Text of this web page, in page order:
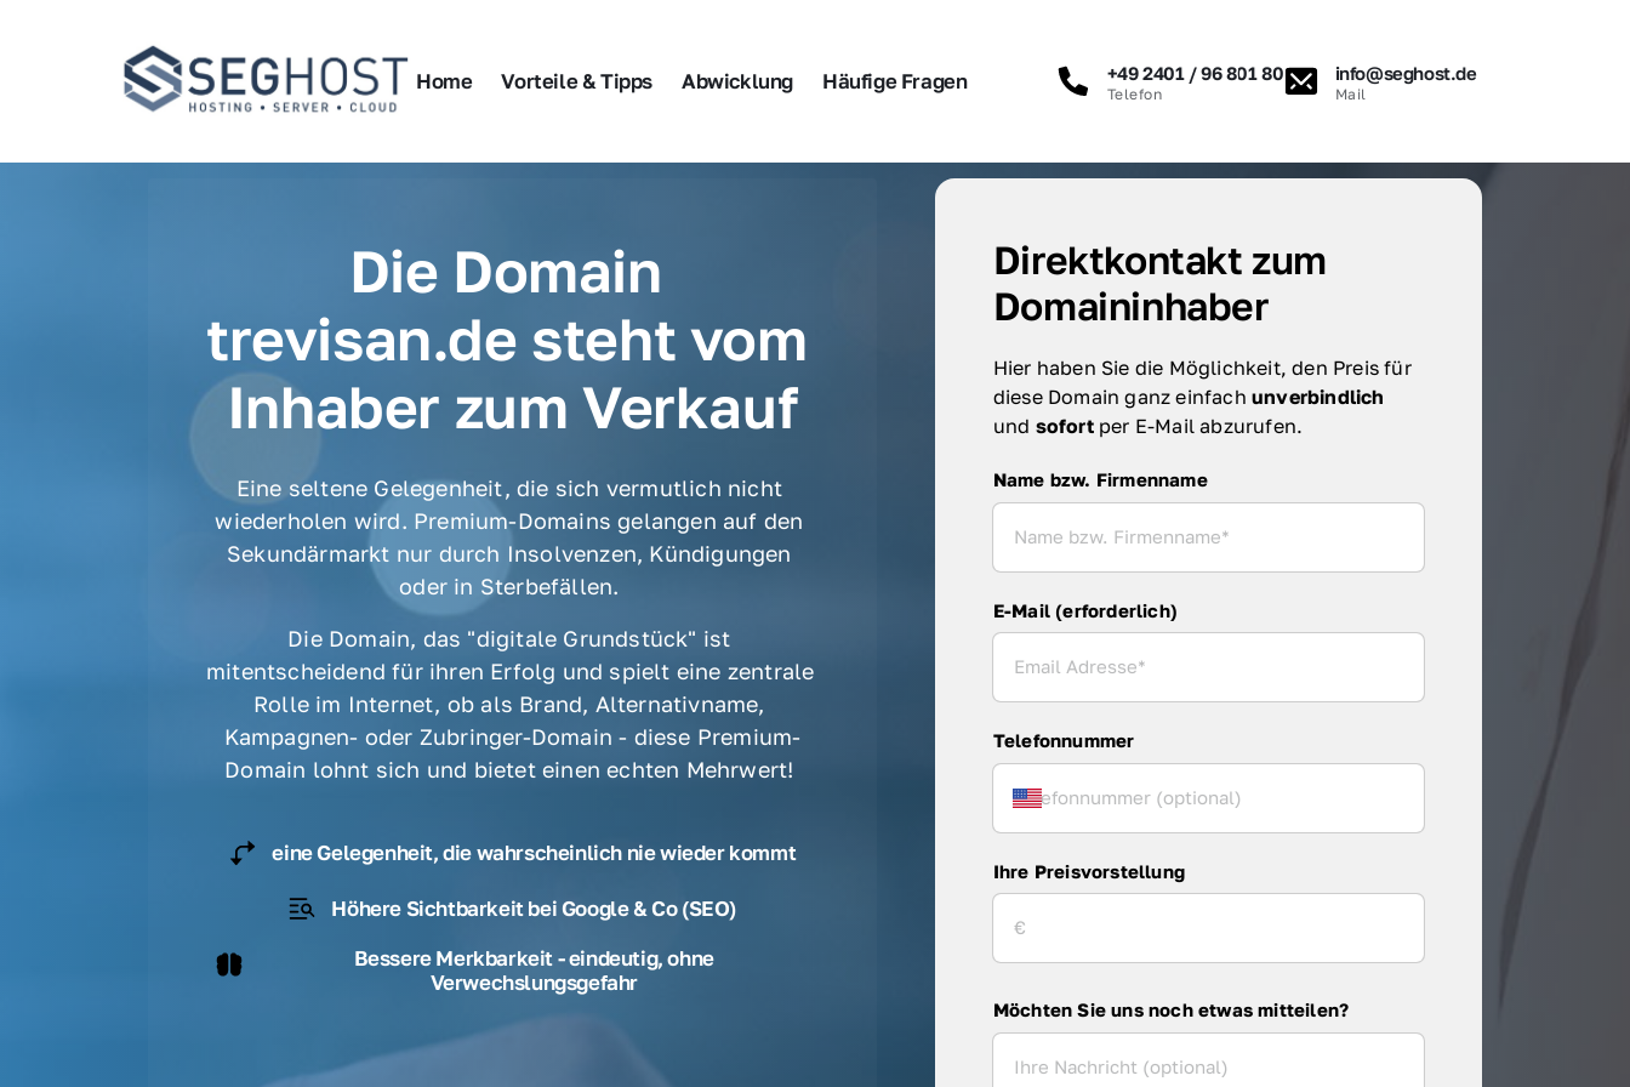
Home Vorteile & Tipps Abwicklung Häufige Fragen +49 2401 / 96 801 80
Telefon
info@seghost.de
Mail
Die Domain
trevisan.de steht vom
Inhaber zum Verkauf
Eine seltene Gelegenheit, die sich vermutlich nicht
wiederholen wird. Premium-Domains gelangen auf den
Sekundärmarkt nur durch Insolvenzen, Kündigungen
oder in Sterbefällen.
Die Domain, das "digitale Grundstück" ist
mitentscheidend für ihren Erfolg und spielt eine zentrale
Rolle im Internet, ob als Brand, Alternativname,
Kampagnen- oder Zubringer-Domain - diese Premium-
Domain lohnt sich und bietet einen echten Mehrwert!
eine Gelegenheit, die wahrscheinlich nie wieder kommt
Höhere Sichtbarkeit bei Google & Co (SEO)
Bessere Merkbarkeit - eindeutig, ohne
Verwechslungsgefahr
Direktkontakt zum
Domaininhaber
Hier haben Sie die Möglichkeit, den Preis für
diese Domain ganz einfach
und sofort per E-Mail abzurufen.
Name bzw. Firmenname
Name bzw. Firmenname
E-Mail (erforderlich)
Telefonnummer
Ihre Preisvorstellung
Möchten Sie uns noch etwas mitteilen?